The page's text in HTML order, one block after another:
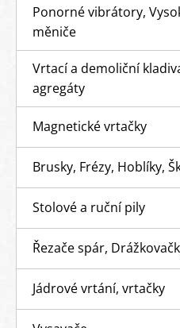
Ponorné vibrátory,
měniče
Vrtací a demoliční
agregáty
Magnetické vrtačky
Brusky, Frézy, Hoblíky,
Stolové a ruční pily
Řezače spár,
Jádrové vrtání, vrtačky